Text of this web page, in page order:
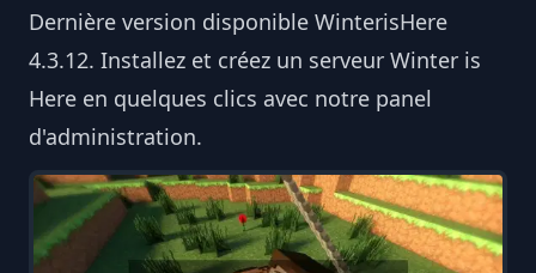
Dernière version disponible WinterisHere
4.3.12. Installez et créez un serveur Winter is
Here en quelques clics avec notre panel
d'administration.